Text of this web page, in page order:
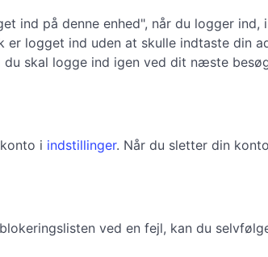
ind på denne enhed", når du logger
logget ind uden at skulle indtaste din
skal logge ind igen ved dit næste
i indstillinger. Når du sletter din
ved en fejl, kan du